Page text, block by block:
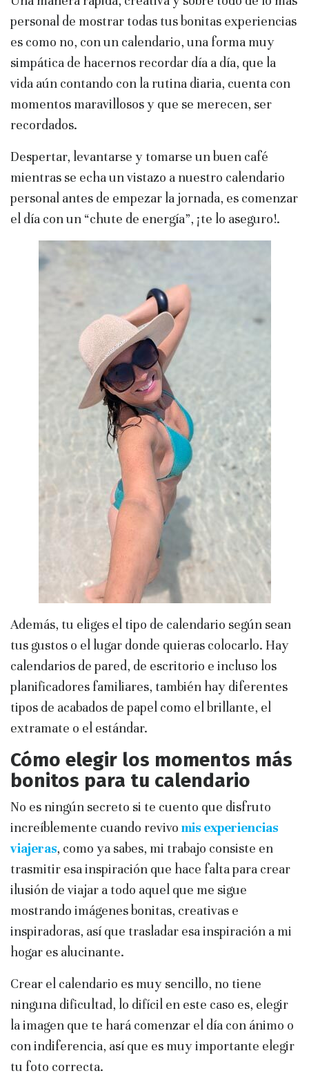
personal de mostrar todas tus bonitas experiencias
es como no, con un calendario, una forma muy
simpática de hacernos recordar día a día, que la
vida aún contando con la rutina diaria, cuenta con
momentos maravillosos y que se merecen, ser
recordados.
Despertar, levantarse y tomarse un buen café
mientras se echa un vistazo a nuestro calendario
personal antes de empezar la jornada, es comenzar
el día con un “chute de energía”, ¡te lo aseguro!.
Además, tu eliges el tipo de calendario según sean
tus gustos o el lugar donde quieras colocarlo. Hay
calendarios de pared, de escritorio e incluso los
planificadores familiares, también hay diferentes
tipos de acabados de papel como el brillante, el
extramate o el estándar.
Cómo elegir los momentos más
bonitos para tu calendario
No es ningún secreto si te cuento que disfruto
increíblemente cuando revivo mis experiencias
viajeras, como ya sabes, mi trabajo consiste en
trasmitir esa inspiración que hace falta para crear
ilusión de viajar a todo aquel que me sigue
mostrando imágenes bonitas, creativas e
inspiradoras, así que trasladar esa inspiración a mi
hogar es alucinante.
Crear el calendario es muy sencillo, no tiene
ninguna dificultad, lo difícil en este caso es, elegir
la imagen que te hará comenzar el día con ánimo o
con indiferencia, así que es muy importante elegir
tu foto correcta.